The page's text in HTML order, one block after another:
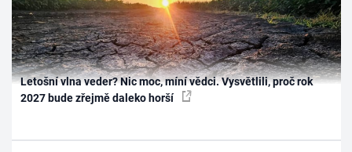
Letošní vlna veder? Nic moc, míní vědci. Vysvětlili, proč rok
2027 bude zřejmě daleko horší